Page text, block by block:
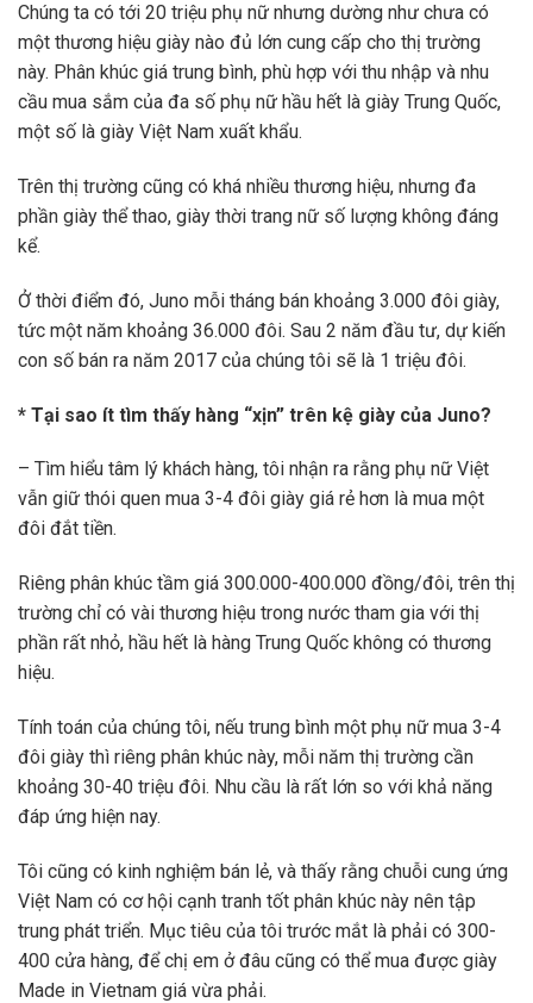
Chúng ta có tới 20 triệu phụ nữ nhưng dường như chưa có
một thương hiệu giày nào đủ lớn cung cấp cho thị trường
này. Phân khúc giá trung bình, phù hợp với thu nhập và nhu
cầu mua sắm của đa số phụ nữ hầu hết là giày Trung Quốc,
một số là giày Việt Nam xuất khẩu.
Trên thị trường cũng có khá nhiều thương hiệu, nhưng đa
phần giày thể thao, giày thời trang nữ số lượng không đáng
kể.
Ở thời điểm đó, Juno mỗi tháng bán khoảng 3.000 đôi giày,
tức một năm khoảng 36.000 đôi. Sau 2 năm đầu tư, dự kiến
con số bán ra năm 2017 của chúng tôi sẽ là 1 triệu đôi.
* Tại sao ít tìm thấy hàng “xịn” trên kệ giày của Juno?
– Tìm hiểu tâm lý khách hàng, tôi nhận ra rằng phụ nữ Việt
vẫn giữ thói quen mua 3-4 đôi giày giá rẻ hơn là mua một
đôi đắt tiền.
Riêng phân khúc tầm giá 300.000-400.000 đồng/đôi, trên thị
trường chỉ có vài thương hiệu trong nước tham gia với thị
phần rất nhỏ, hầu hết là hàng Trung Quốc không có thương
hiệu.
Tính toán của chúng tôi, nếu trung bình một phụ nữ mua 3-4
đôi giày thì riêng phân khúc này, mỗi năm thị trường cần
khoảng 30-40 triệu đôi. Nhu cầu là rất lớn so với khả năng
đáp ứng hiện nay.
Tôi cũng có kinh nghiệm bán lẻ, và thấy rằng chuỗi cung ứng
Việt Nam có cơ hội cạnh tranh tốt phân khúc này nên tập
trung phát triển. Mục tiêu của tôi trước mắt là phải có 300-
400 cửa hàng, để chị em ở đâu cũng có thể mua được giày
Made in Vietnam giá vừa phải.